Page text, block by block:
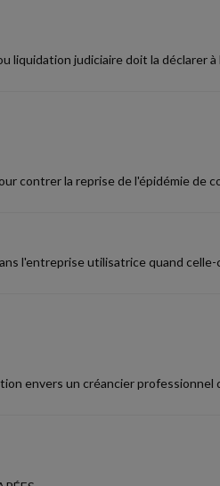
liquidation judiciaire doit la déclarer à
contrer la reprise de l'épidémie de
l'entreprise utilisatrice quand celle-
envers un créancier professionnel